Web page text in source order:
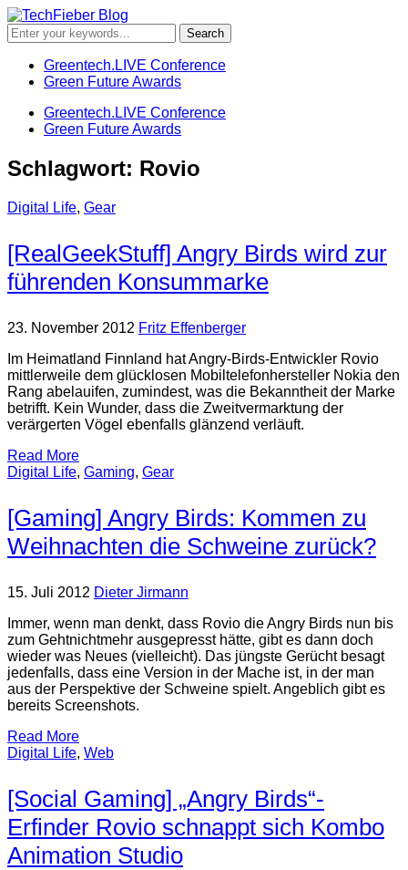
Greentech.LIVE Conference
Green Future Awards
Greentech.LIVE Conference
Green Future Awards
Schlagwort: Rovio
Digital Life, Gear
[RealGeekStuff] Angry Birds wird zur
führenden Konsummarke
23. November 2012 Fritz Effenberger
Im Heimatland Finnland hat Angry-Birds-Entwickler Rovio
mittlerweile dem glücklosen Mobiltelefonhersteller Nokia den
Rang abelauifen, zumindest, was die Bekanntheit der Marke
betrifft. Kein Wunder, dass die Zweitvermarktung der
verärgerten Vögel ebenfalls glänzend verläuft.
Read More
Digital Life, Gaming, Gear
[Gaming] Angry Birds: Kommen zu
Weihnachten die Schweine zurück?
15. Juli 2012 Dieter Jirmann
Immer, wenn man denkt, dass Rovio die Angry Birds nun bis
zum Gehtnichtmehr ausgepresst hätte, gibt es dann doch
wieder was Neues (vielleicht). Das jüngste Gerücht besagt
jedenfalls, dass eine Version in der Mache ist, in der man
aus der Perspektive der Schweine spielt. Angeblich gibt es
bereits Screenshots.
Read More
Digital Life, Web
[Social Gaming] „Angry Birds“-
Erfinder Rovio schnappt sich Kombo
Animation Studio